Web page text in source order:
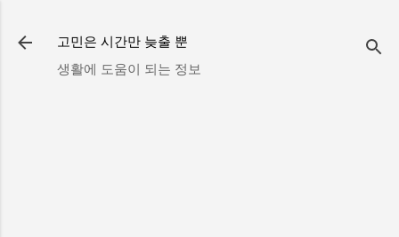
고민은 시간만 늦출 뿐
생활에 도움이 되는 정보